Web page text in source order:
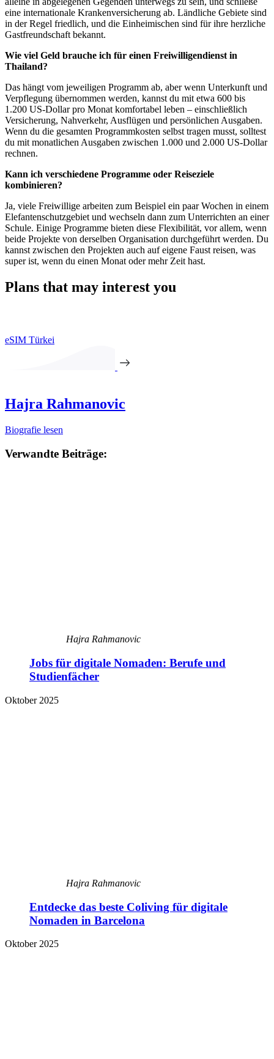
eine internationale Krankenversicherung ab. Ländliche Gebiete sind
in der Regel friedlich, und die Einheimischen sind für ihre herzliche
Gastfreundschaft bekannt.
Wie viel Geld brauche ich für einen Freiwilligendienst in
Thailand?
Das hängt vom jeweiligen Programm ab, aber wenn Unterkunft und
Verpflegung übernommen werden, kannst du mit etwa 600 bis
1.200 US-Dollar pro Monat komfortabel leben – einschließlich
Versicherung, Nahverkehr, Ausflügen und persönlichen Ausgaben.
Wenn du die gesamten Programmkosten selbst tragen musst, solltest
du mit monatlichen Ausgaben zwischen 1.000 und 2.000 US-Dollar
rechnen.
Kann ich verschiedene Programme oder Reiseziele
kombinieren?
Ja, viele Freiwillige arbeiten zum Beispiel ein paar Wochen in einem
Elefantenschutzgebiet und wechseln dann zum Unterrichten an einer
Schule. Einige Programme bieten diese Flexibilität, vor allem, wenn
beide Projekte von derselben Organisation durchgeführt werden. Du
kannst zwischen den Projekten auch auf eigene Faust reisen, was
super ist, wenn du einen Monat oder mehr Zeit hast.
Plans that may interest you
eSIM Türkei
Hajra Rahmanovic
Biografie lesen
Verwandte Beiträge:
Hajra Rahmanovic
Jobs für digitale Nomaden: Berufe und
Studienfächer
Oktober 2025
Hajra Rahmanovic
Entdecke das beste Coliving für digitale
Nomaden in Barcelona
Oktober 2025